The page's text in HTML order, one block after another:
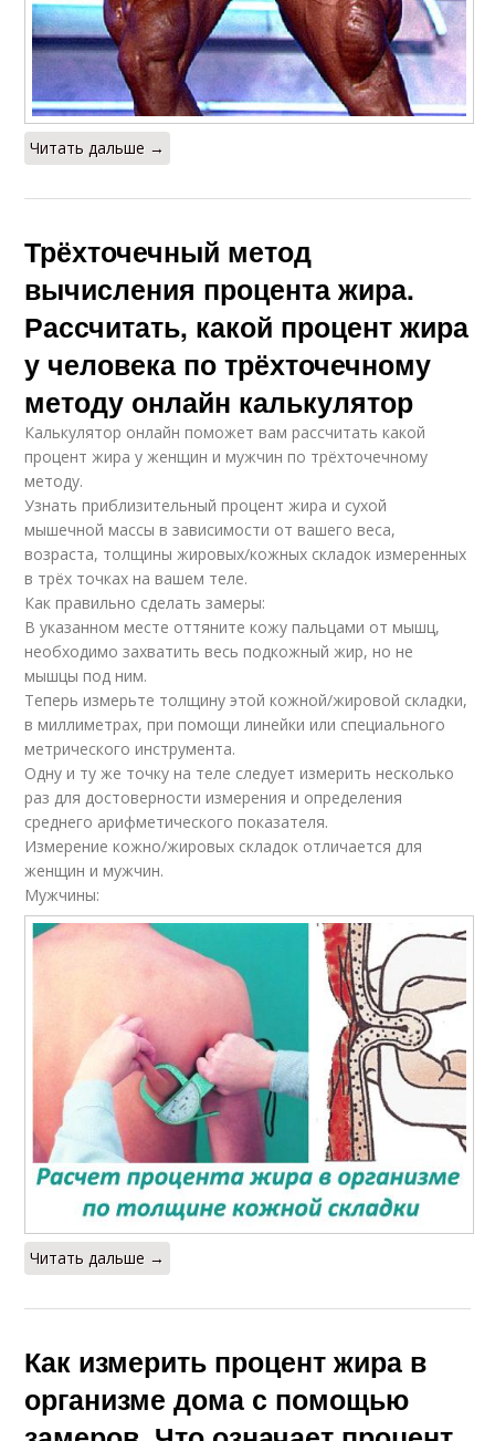
Читать дальше →
Трёхточечный метод
вычисления процента жира.
Рассчитать, какой процент жира
у человека по трёхточечному
методу онлайн калькулятор
Калькулятор онлайн поможет вам рассчитать какой
процент жира у женщин и мужчин по трёхточечному
методу.
Узнать приблизительный процент жира и сухой
мышечной массы в зависимости от вашего веса,
возраста, толщины жировых/кожных складок измеренных
в трёх точках на вашем теле.
Как правильно сделать замеры:
В указанном месте оттяните кожу пальцами от мышц,
необходимо захватить весь подкожный жир, но не
мышцы под ним.
Теперь измерьте толщину этой кожной/жировой складки,
в миллиметрах, при помощи линейки или специального
метрического инструмента.
Одну и ту же точку на теле следует измерить несколько
раз для достоверности измерения и определения
среднего арифметического показателя.
Измерение кожно/жировых складок отличается для
женщин и мужчин.
Мужчины:
Читать дальше →
Как измерить процент жира в
организме дома с помощью